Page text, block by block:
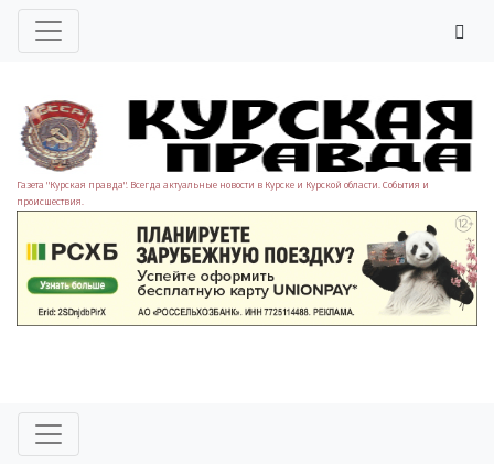
Газета "Курская правда". Всегда актуальные новости в Курске и Курской области. События и
происшествия.